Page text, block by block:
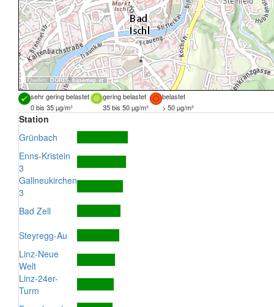
Quellen: DORIS, basemap.at
sehr gering belastet gering belastet
belastet
0 bis 35 µg/m³
35 bis 50 µg/m³ > 50 µg/m³
Station
Grünbach
Enns-Kristein
3
Gallneukirchen
3
Bad Zell
Steyregg-Au
Linz-Neue
Welt
Linz-24er-
Turm